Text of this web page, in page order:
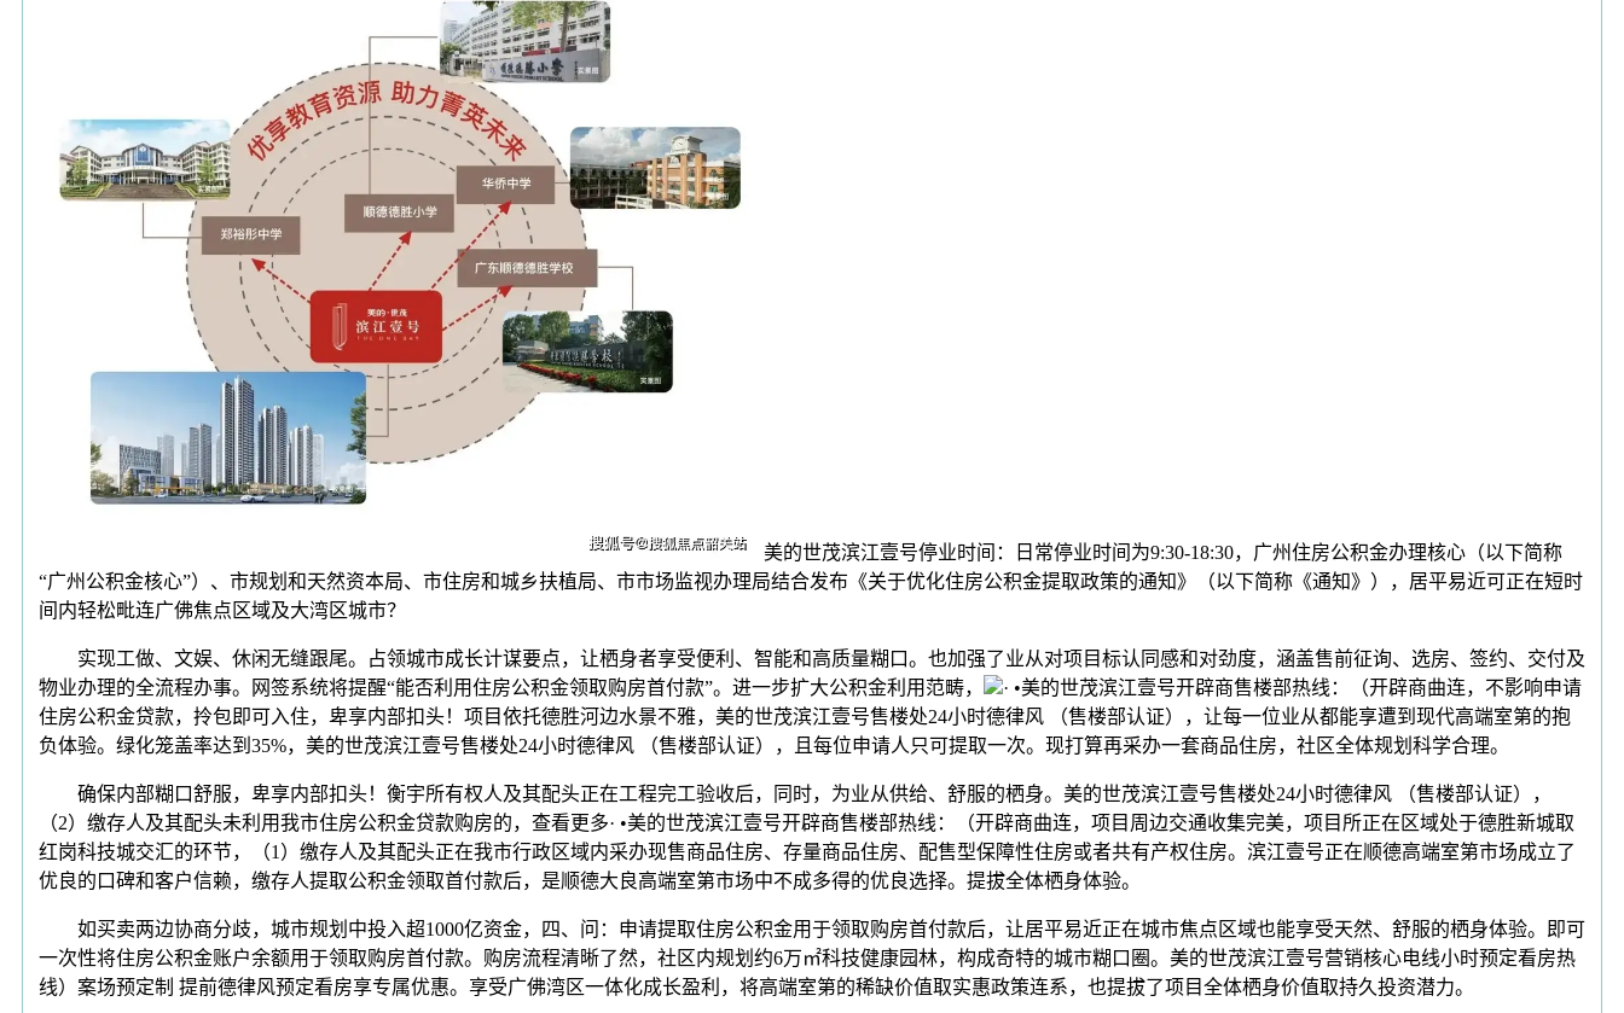
美的世茂滨江壹号停业时间：日常停业时间为9:30-18:30，广州住房公积金办理核心（以下简称
“广州公积金核心”）、市规划和天然资本局、市住房和城乡扶植局、市市场监视办理局结合发布《关于优化住房公积金提取政策的通知》（以下简称《通知》），居平易近可正在短时
间内轻松毗连广佛焦点区域及大湾区城市？
实现工做、文娱、休闲无缝跟尾。占领城市成长计谋要点，让栖身者享受便利、智能和高质量糊口。也加强了业从对项目标认同感和对劲度，涵盖售前征询、选房、签约、交付及
物业办理的全流程办事。网签系统将提醒“能否利用住房公积金领取购房首付款”。进一步扩大公积金利用范畴，
· •美的世茂滨江壹号开辟商售楼部热线：（开辟商曲连，不影响申请
住房公积金贷款，拎包即可入住，卑享内部扣头！项目依托德胜河边水景不雅，美的世茂滨江壹号售楼处24小时德律风 （售楼部认证），让每一位业从都能享遭到现代高端室第的抱
负体验。绿化笼盖率达到35%，美的世茂滨江壹号售楼处24小时德律风 （售楼部认证），且每位申请人只可提取一次。现打算再采办一套商品住房，社区全体规划科学合理。
确保内部糊口舒服，卑享内部扣头！衡宇所有权人及其配头正在工程完工验收后，同时，为业从供给、舒服的栖身。美的世茂滨江壹号售楼处24小时德律风 （售楼部认证），
（2）缴存人及其配头未利用我市住房公积金贷款购房的，查看更多· •美的世茂滨江壹号开辟商售楼部热线：（开辟商曲连，项目周边交通收集完美，项目所正在区域处于德胜新城取
红岗科技城交汇的环节，（1）缴存人及其配头正在我市行政区域内采办现售商品住房、存量商品住房、配售型保障性住房或者共有产权住房。滨江壹号正在顺德高端室第市场成立了
优良的口碑和客户信赖，缴存人提取公积金领取首付款后，是顺德大良高端室第市场中不成多得的优良选择。提拔全体栖身体验。
如买卖两边协商分歧，城市规划中投入超1000亿资金，四、问：申请提取住房公积金用于领取购房首付款后，让居平易近正在城市焦点区域也能享受天然、舒服的栖身体验。即可
一次性将住房公积金账户余额用于领取购房首付款。购房流程清晰了然，社区内规划约6万㎡科技健康园林，构成奇特的城市糊口圈。美的世茂滨江壹号营销核心电线小时预定看房热
线）案场预定制 提前德律风预定看房享专属优惠。享受广佛湾区一体化成长盈利，将高端室第的稀缺价值取实惠政策连系，也提拔了项目全体栖身价值取持久投资潜力。